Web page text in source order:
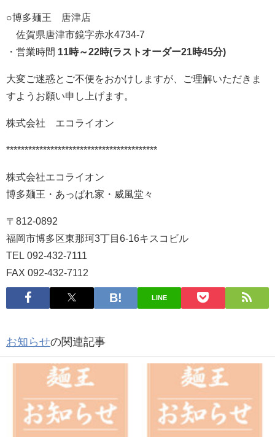
○博多麺王 唐津店
佐賀県唐津市鏡字赤水4734-7
・営業時間 11時～22時(ラストオーダー21時45分)
大変ご迷惑とご不便をおかけしますが、ご理解いただきま
すようお願い申し上げます。
株式会社 エコライオン
*****************************************
株式会社エコライオン
博多麺王・あっぱれ家・威風堂々
〒812-0892
福岡市博多区東那珂3丁目6-16キスコビル
TEL 092-432-7111
FAX 092-432-7112
LINE
お知らせの関連記事